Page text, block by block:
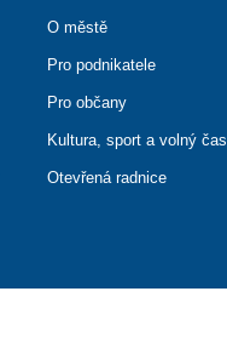
O městě
Pro podnikatele
Pro občany
Kultura, sport a volný čas
Otevřená radnice